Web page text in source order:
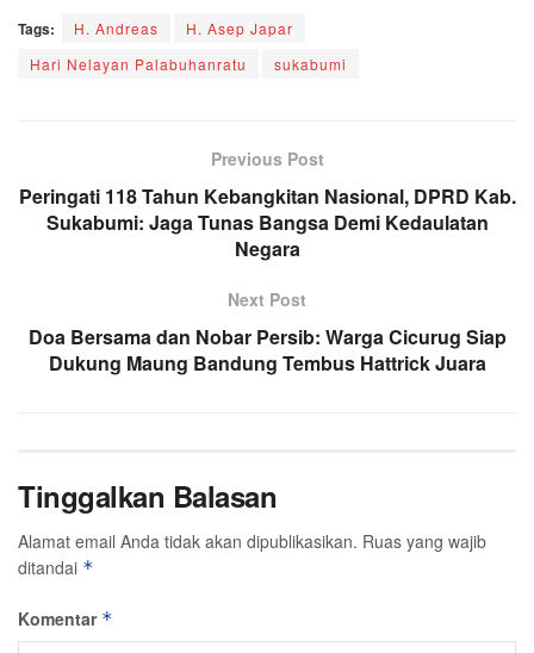
Tags: H. Andreas
H. Asep Japar
Hari Nelayan Palabuhanratu
sukabumi
Previous Post
Peringati 118 Tahun Kebangkitan Nasional, DPRD Kab.
Sukabumi: Jaga Tunas Bangsa Demi Kedaulatan
Negara
Next Post
Doa Bersama dan Nobar Persib: Warga Cicurug Siap
Dukung Maung Bandung Tembus Hattrick Juara
Tinggalkan Balasan
Alamat email Anda tidak akan dipublikasikan. Ruas yang wajib
ditandai *
Komentar *